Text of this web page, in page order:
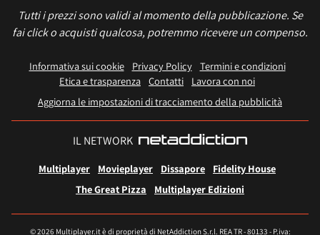
Tutti i prezzi sono validi al momento della pubblicazione. Se
fai click o acquisti qualcosa, potremmo ricevere un compenso.
Informativa sui cookie Privacy Policy
Termini e condizioni
Etica e trasparenza Contatti
Lavora con noi
Aggiorna le impostazioni di tracciamento della pubblicità
IL NETWORK
Multiplayer Movieplayer Dissapore
Fidelity House
The Great Pizza
Multiplayer Edizioni
© 2026 Multiplayer.it è di proprietà di NetAddiction S.r.l. REA TR - 80133 - P.iva: